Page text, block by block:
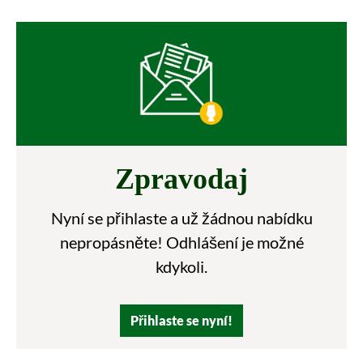
Zpravodaj
Nyní se přihlaste a už žádnou nabídku
nepropásněte! Odhlášení je možné
kdykoli.
Přihlaste se nyní!